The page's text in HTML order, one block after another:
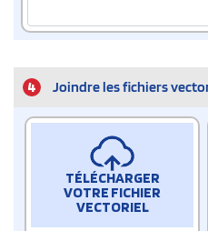
4 Joindre les fichiers
TÉLÉCHARGER
VOTRE FICHIER
VECTORIEL